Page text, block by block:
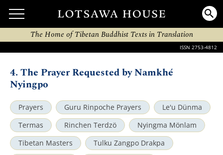
The Home of Tibetan Buddhist Texts in Translation
ISSN 2753-4812
4. The Prayer Requested by Namkhé
Nyingpo
Prayers Guru Rinpoche Prayers
Le'u Dünma
Termas
Rinchen Terdzö
Nyingma Mönlam
Tibetan Masters
Tulku Zangpo Drakpa